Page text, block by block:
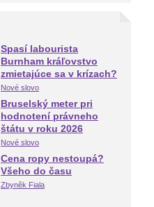
Spasí labourista
Burnham kráľovstvo
zmietajúce sa v krízach?
Nové slovo
Bruselský meter pri
hodnotení právneho
štátu v roku 2026
Nové slovo
Cena ropy nestoupá?
Všeho do času
Zbyněk Fiala